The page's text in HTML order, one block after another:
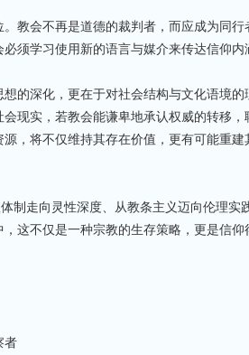
教会不再是道德的裁判者，而应成为同行
须学习使用新的语言与媒介来传达信仰内
的深化，更在于对社会结构与文化语境的
现实，若教会能谦卑地承认权威的转移，
，将不仅维持其存在价值，更有可能重建
制走向灵性深度、从教条主义迈向伦理实
这不仅是一种宗教的生存策略，更是信仰
者